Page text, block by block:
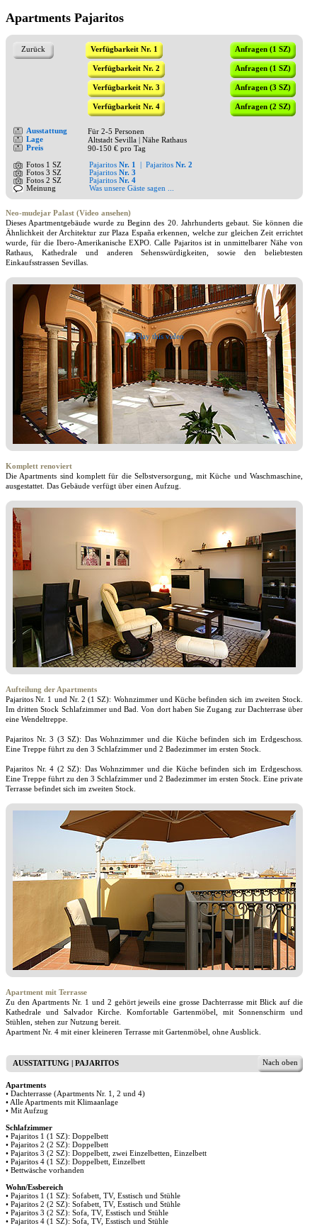
Apartments Pajaritos
Zurück Verfügbarkeit Nr. 1 Anfragen (1 SZ)
Verfügbarkeit Nr. 2 Anfragen (1 SZ)
Verfügbarkeit Nr. 3 Anfragen (3 SZ)
Verfügbarkeit Nr. 4 Anfragen (2 SZ)
Ausstattung Für 2-5 Personen
Lage Altstadt Sevilla | Nähe Rathaus
Preis 90-150 € pro Tag
Fotos 1 SZ Pajaritos Nr. 1 Pajaritos Nr. 2
Fotos 3 SZ
Pajaritos Nr. 3
Fotos 2 SZ
Pajaritos Nr. 4
Meinung
Was unsere Gäste sagen ...
Neo-mudejar Palast (Video ansehen)
Dieses Apartmentgebäude wurde zu Beginn des 20. Jahrhunderts gebaut. Sie können die
Ähnlichkeit der Architektur zur Plaza España erkennen, welche zur gleichen Zeit errichtet
wurde, für die Ibero-Amerikanische EXPO. Calle Pajaritos ist in unmittelbarer Nähe von
Rathaus, Kathedrale und anderen Sehenswürdigkeiten, sowie den beliebtesten
Einkaufsstrassen Sevillas.
Komplett renoviert
Die Apartments sind komplett für die Selbstversorgung, mit Küche und Waschmaschine,
ausgestattet. Das Gebäude verfügt über einen Aufzug.
Aufteilung der Apartments
Pajaritos Nr. 1 und Nr. 2 (1 SZ): Wohnzimmer und Küche befinden sich im zweiten Stock.
Im dritten Stock Schlafzimmer und Bad. Von dort haben Sie Zugang zur Dachterrase über
eine Wendeltreppe.
Pajaritos Nr. 3 (3 SZ): Das Wohnzimmer und die Küche befinden sich im Erdgeschoss.
Eine Treppe führt zu den 3 Schlafzimmer und 2 Badezimmer im ersten Stock.
Pajaritos Nr. 4 (2 SZ): Das Wohnzimmer und die Küche befinden sich im Erdgeschoss.
Eine Treppe führt zu den 3 Schlafzimmer und 2 Badezimmer im ersten Stock. Eine private
Terrasse befindet sich im zweiten Stock.
Apartment mit Terrasse
Zu den Apartments Nr. 1 und 2 gehört jeweils eine grosse Dachterrasse mit Blick auf die
Kathedrale und Salvador Kirche. Komfortable Gartenmöbel, mit Sonnenschirm und
Stühlen, stehen zur Nutzung bereit.
Apartment Nr. 4 mit einer kleineren Terrasse mit Gartenmöbel, ohne Ausblick.
Nach oben
AUSSTATTUNG | PAJARITOS
Apartments
• Dachterrasse (Apartments Nr. 1, 2 und 4)
• Alle Apartments mit Klimaanlage
• Mit Aufzug
Schlafzimmer
• Pajaritos 1 (1 SZ): Doppelbett
• Pajaritos 2 (2 SZ): Doppelbett
• Pajaritos 3 (2 SZ): Doppelbett, zwei Einzelbetten, Einzelbett
• Pajaritos 4 (1 SZ): Doppelbett, Einzelbett
• Bettwäsche vorhanden
Wohn/Essbereich
• Pajaritos 1 (1 SZ): Sofabett, TV, Esstisch und Stühle
• Pajaritos 2 (2 SZ): Sofabett, TV, Esstisch und Stühle
• Pajaritos 3 (2 SZ): Sofa, TV, Esstisch und Stühle
• Pajaritos 4 (1 SZ): Sofa, TV, Esstisch und Stühle